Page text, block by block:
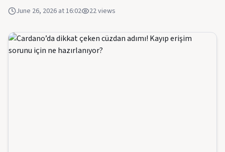
June 26, 2026 at 16:02 22views